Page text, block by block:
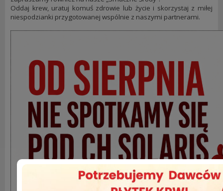
Oddaj krew, uratuj komuś zdrowie lub życie i skorzystaj z miłej
niespodzianki przygotowanej wspólnie z naszymi partnerami.